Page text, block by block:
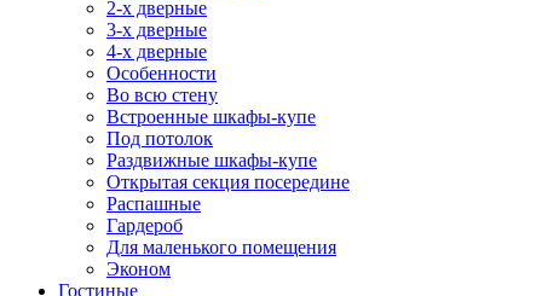
2-х дверные
3-х дверные
4-х дверные
Особенности
Во всю стену
Встроенные шкафы-купе
Под потолок
Раздвижные шкафы-купе
Открытая секция посередине
Распашные
Гардероб
Для маленького помещения
Эконом
Гостиные